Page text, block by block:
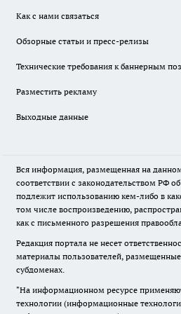
Как с нами связаться
Обзорные статьи и пресс-релизы
Технические требования к баннерным
Разместить рекламу
Выходные данные
Вся информация, размещенная на данном
соответствии с законодательством РФ
подлежит использованию кем-либо в
том числе воспроизведению,
как с письменного разрешения
Редакция портала не несет
материалы пользователей,
субдоменах.
"На информационном ресурсе
технологии (информационные